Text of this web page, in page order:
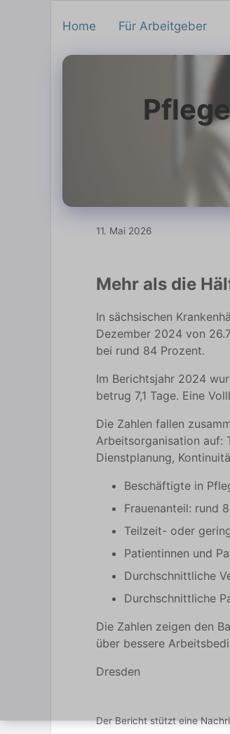
Home Für Arbeitgeber
11. Mai 2026
Mehr als die
In sächsischen
Dezember 2024 von
bei rund 84 Prozent.
Im Berichtsjahr 2024
betrug 7,1 Tage. Eine
Die Zahlen fallen
Arbeitsorganisation auf:
Dienstplanung,
Beschäftigte in
Frauenanteil: rund
Teilzeit- oder
Patientinnen und
Durchschnittliche
Durchschnittliche
Die Zahlen zeigen den
über bessere
Dresden
Der Bericht stützt eine